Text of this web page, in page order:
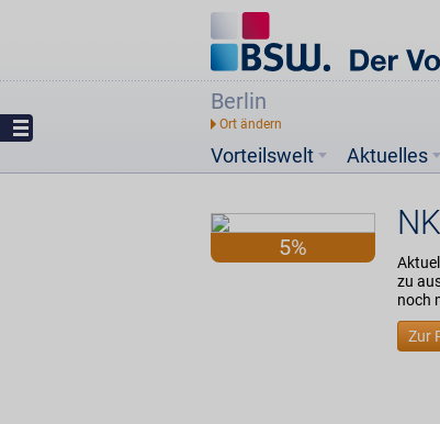
Berlin
Vorteilswelt Aktuelles
5%
zu
noch
Zur